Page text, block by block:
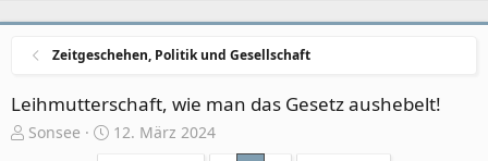
Zeitgeschehen, Politik und Gesellschaft
Leihmutterschaft, wie man das Gesetz aushebelt!
E
Sonsee
E12. März 2024